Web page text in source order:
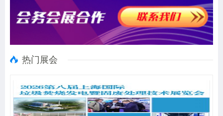
热门展会